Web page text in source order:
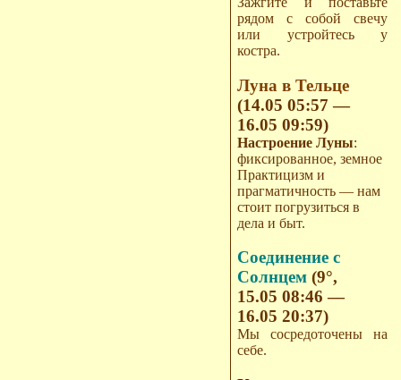
рядом с собой свечу
или устройтесь у
костра.
Луна в Тельце
(14.05 05:57 —
16.05 09:59)
Настроение Луны:
фиксированное, земное
Практицизм и
прагматичность — нам
стоит погрузиться в
дела и быт.
Соединение с
Солнцем(9°,
15.05 08:46 —
16.05 20:37)
Мы сосредоточены на
себе.